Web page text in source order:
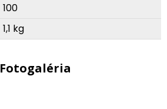
100
1,1 kg
Fotogaléria